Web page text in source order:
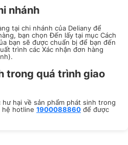
nhánh
tại chi nhánh của Deliany để
bạn chọn Đến lấy tại mục Cách
bạn sẽ được chuẩn bị để bạn đến
trình các Xác nhận đơn hàng
trong quá trình giao
hại về sản phẩm phát sinh trong
hệ hotline 1900088860 để được